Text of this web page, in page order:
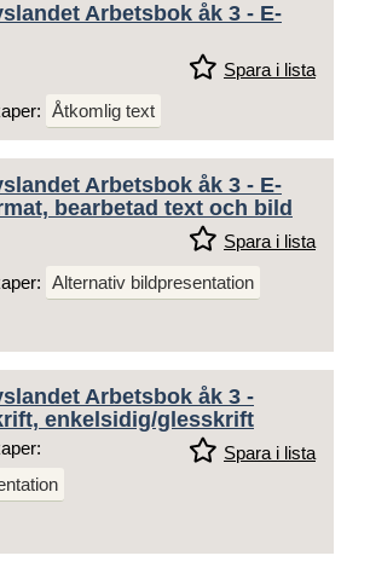
Arbetsbok åk 3 - E-
Spara i lista
Åtkomlig text
Arbetsbok åk 3 - E-
bearbetad text och bild
Spara i lista
Alternativ bildpresentation
Arbetsbok åk 3 -
enkelsidig/glesskrift
Spara i lista